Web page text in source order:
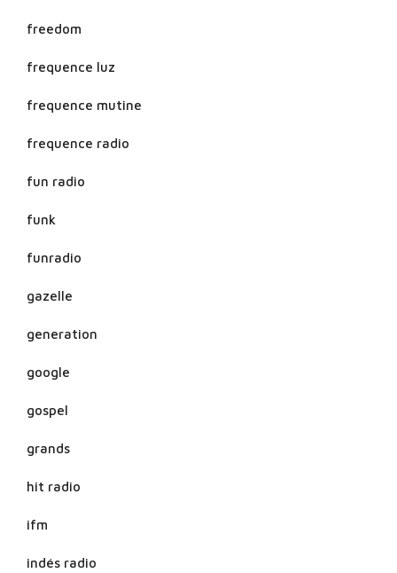
freedom
frequence luz
frequence mutine
frequence radio
fun radio
funk
funradio
gazelle
generation
google
gospel
grands
hit radio
ifm
indés radio